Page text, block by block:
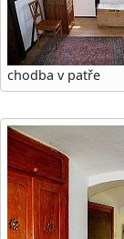
chodba v patře